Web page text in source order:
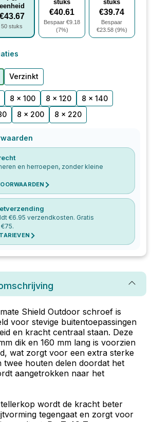
eenheid
€43.67
50 stuks
stuks
€40.61
Bespaar €9.18
(7%)
stuks
€39.74
Bespaar
€23.58(9%)
Verzinkt
8 x 100 8 x 120
8 x 140
8 x 200 8 x 220
en herroepen, zonder kleine
€6.95 verzendkosten. Gratis
75.
Shield Outdoor schroef is
voor stevige buitentoepassingen
en kracht centraal staan. Deze
dik en 160 mm lang is voorzien
wat zorgt voor een extra sterke
twee houten delen doordat het
aangetrokken naar het
wordt de kracht beter
tegengaat en zorgt voor